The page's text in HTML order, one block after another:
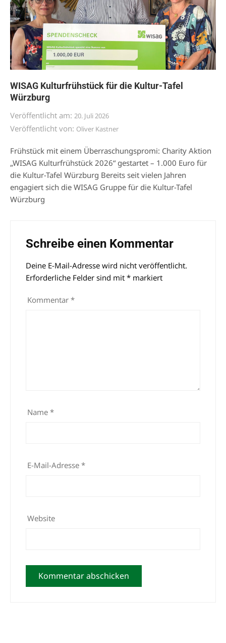
WISAG Kulturfrühstück für die Kultur-Tafel
Würzburg
Veröffentlicht am: 20. Juli 2026
Veröffentlicht von: Oliver Kastner
Frühstück mit einem Überraschungspromi: Charity Aktion
„WISAG Kulturfrühstück 2026“ gestartet – 1.000 Euro für
die Kultur-Tafel Würzburg Bereits seit vielen Jahren
engagiert sich die WISAG Gruppe für die Kultur-Tafel
Würzburg
Schreibe einen Kommentar
Deine E-Mail-Adresse wird nicht veröffentlicht.
Erforderliche Felder sind mit * markiert
Kommentar *
Name *
E-Mail-Adresse *
Website
Alternative: